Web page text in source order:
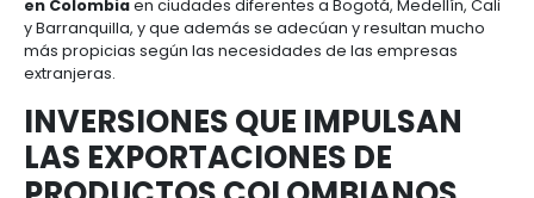
generación de empleo en Colombia al tener una
inicial de 60 colaboradores locales. ¿Las razones
invertir en Colombia
con alto potencial que les permitirá expandir sus
en el mediano plazo al encontrar oportunidades
en Colombiay no centrarse solo en Bogotá.